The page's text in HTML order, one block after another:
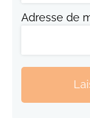
Adresse de